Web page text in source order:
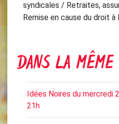
syndicales / Retraites,
Remise en cause du droit à
DANS LA MÊME
Idées Noires du mercredi
21h